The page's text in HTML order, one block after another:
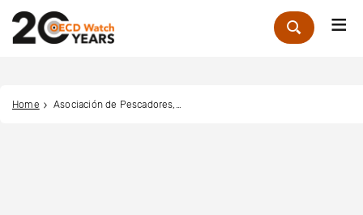
Zoek
Home Asociación de Pescadores, Fundadores, Armadores y Estibadores Artesanales